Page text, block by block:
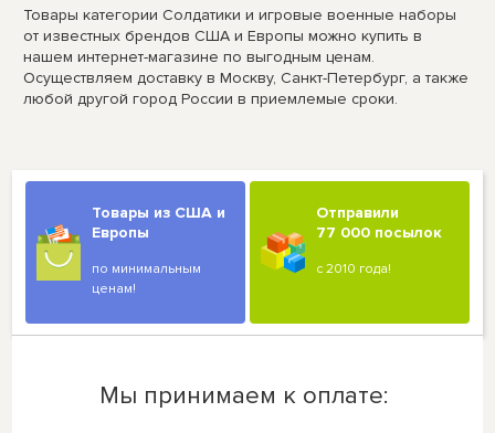
Товары категории Солдатики и игровые военные наборы
от известных брендов США и Европы можно купить в
нашем интернет-магазине по выгодным ценам.
Осуществляем доставку в Москву, Санкт-Петербург, а также
любой другой город России в приемлемые сроки.
Товары из США и
Европы
по минимальным
ценам!
Отправили
77 000 посылок
с 2010 года!
Мы принимаем к оплате: